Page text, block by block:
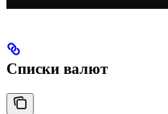
Списки валют